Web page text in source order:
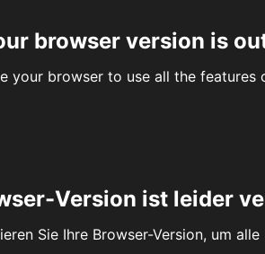
browser version is
your browser to use all the
Version ist leider
Sie Ihre Browser-Version, um